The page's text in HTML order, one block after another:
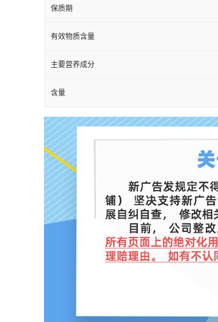
保质期
有效物质含量
主要营养成分
含量